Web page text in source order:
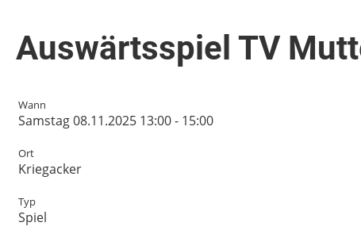
Auswärtsspiel TV
Wann
Samstag 08.11.2025 13:00 - 15:00
Ort
Kriegacker
Typ
Spiel